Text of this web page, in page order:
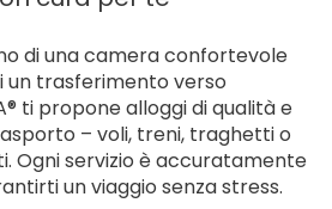
di una camera confortevole
trasferimento verso
ti propone alloggi di qualità e
– voli, treni, traghetti o
Ogni servizio è accuratamente
un viaggio senza stress.